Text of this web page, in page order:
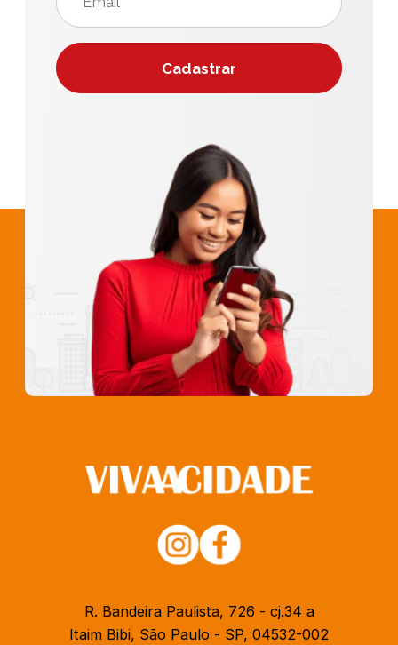
R. Bandeira Paulista, 726 - cj.34 a
Itaim Bibi, São Paulo - SP, 04532-002